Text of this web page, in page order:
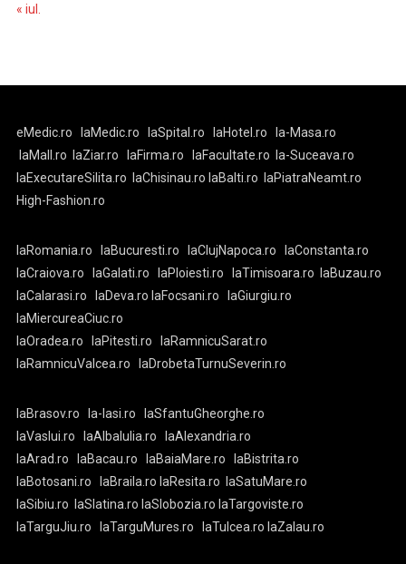
« iul.
eMedic.ro laMedic.ro laSpital.ro laHotel.ro
la-Masa.ro
laMall.ro
laZiar.ro laFirma.ro laFacultate.ro
la-Suceava.ro
laExecutareSilita.ro
laChisinau.ro laBalti.ro
laPiatraNeamt.ro
High-Fashion.ro
laRomania.ro laBucuresti.ro laClujNapoca.ro
laConstanta.ro
laCraiova.ro
laGalati.ro laPloiesti.ro laTimisoara.ro
laBuzau.ro
laCalarasi.ro
laDeva.ro laFocsani.ro
laGiurgiu.ro
laMiercureaCiuc.ro
laOradea.ro
laPitesti.ro
laRamnicuSarat.ro
laRamnicuValcea.ro
laDrobetaTurnuSeverin.ro
laBrasov.ro la-Iasi.ro
laSfantuGheorghe.ro
laVaslui.ro
laAlbaIulia.ro
laAlexandria.ro
laArad.ro
laBacau.ro laBaiaMare.ro
laBistrita.ro
laBotosani.ro
laBraila.ro laResita.ro
laSatuMare.ro
laSibiu.ro
laSlatina.ro laSlobozia.ro laTargoviste.ro
laTarguJiu.ro
laTarguMures.ro laTulcea.ro laZalau.ro